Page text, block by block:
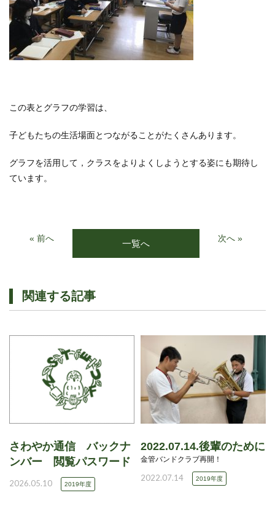
この表とグラフの学習は、
子どもたちの生活場面とつながることがたくさんあります。
グラフを活用して，クラスをよりよくしようとする姿にも期待し
ています。
« 前へ 一覧へ 次へ »
関連する記事
さわやか通信 バックナ
ンバー 閲覧パスワード
2026.05.10 2019年度
2022.07.14.後輩のために
金管バンドクラブ再開！
2022.07.14 2019年度